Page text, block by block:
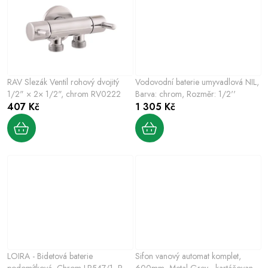
RAV Slezák Ventil rohový dvojitý
1/2" × 2× 1/2", chrom RV0222
407 Kč
Vodovodní baterie umyvadlová NIL,
Barva: chrom, Rozměr: 1/2''
1 305 Kč
LOIRA - Bidetová baterie
Sifon vanový automat komplet,